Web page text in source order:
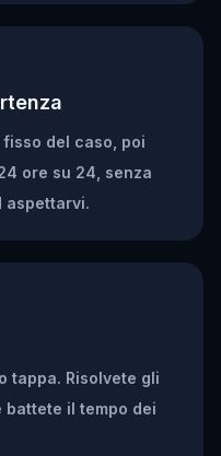
del caso, poi
ore su 24, senza
aspettarvi.
tappa. Risolvete gli
battete il tempo dei